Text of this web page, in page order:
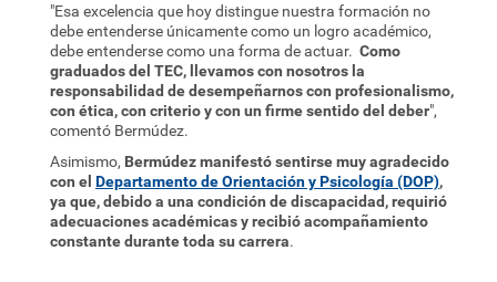
"Esa excelencia que hoy distingue nuestra formación no
debe entenderse únicamente como un logro académico,
debe entenderse como una forma de actuar. Como
graduados del TEC, llevamos con nosotros la
responsabilidad de desempeñarnos con profesionalismo,
con ética, con criterio y con un firme sentido del deber",
comentó Bermúdez.
Asimismo, Bermúdez manifestó sentirse muy agradecido
con el Departamento de Orientación y Psicología (DOP),
ya que, debido a una condición de discapacidad, requirió
adecuaciones académicas y recibió acompañamiento
constante durante toda su carrera.